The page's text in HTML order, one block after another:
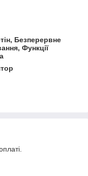
Безперервне
Функції